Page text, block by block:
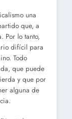
una
que, a
Por lo tanto,
difícil para
Todo
que puede
y que por
alguna de